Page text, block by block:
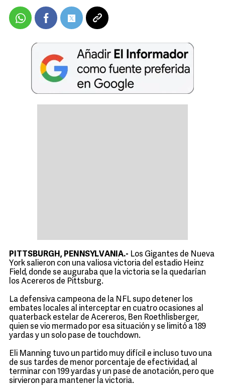
PITTSBURGH, PENNSYLVANIA.- Los Gigantes de Nueva
York salieron con una valiosa victoria del estadio Heinz
Field, donde se auguraba que la victoria se la quedarían
los Acereros de Pittsburg.
La defensiva campeona de la NFL supo detener los
embates locales al interceptar en cuatro ocasiones al
quaterback estelar de Acereros, Ben Roethlisberger,
quien se vio mermado por esa situación y se limitó a 189
yardas y un solo pase de touchdown.
Eli Manning tuvo un partido muy difícil e incluso tuvo una
de sus tardes de menor porcentaje de efectividad, al
terminar con 199 yardas y un pase de anotación, pero que
sirvieron para mantener la victoria.